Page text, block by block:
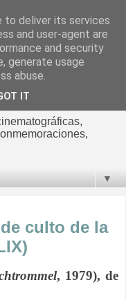
de Jorge
▼
culto de la
, 1979), de
to deliver its services
and user-agent are
and security
generate usage
abuse.
IT